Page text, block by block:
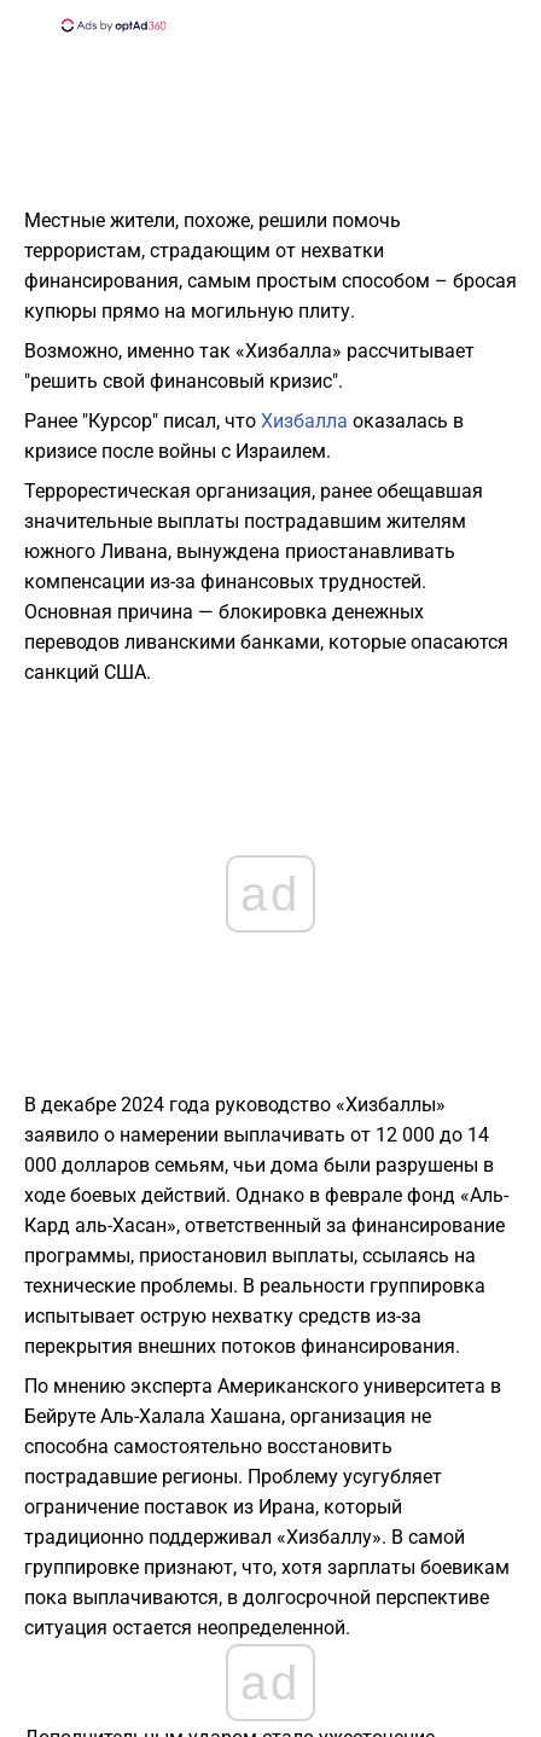
Местные жители, похоже, решили помочь
террористам, страдающим от нехватки
финансирования, самым простым способом – бросая
купюры прямо на могильную плиту.
Возможно, именно так «Хизбалла» рассчитывает
"решить свой финансовый кризис".
Ранее "Курсор" писал, что Хизбалла оказалась в
кризисе после войны с Израилем.
Террорестическая организация, ранее обещавшая
значительные выплаты пострадавшим жителям
южного Ливана, вынуждена приостанавливать
компенсации из-за финансовых трудностей.
Основная причина — блокировка денежных
переводов ливанскими банками, которые опасаются
санкций США.
ad
В декабре 2024 года руководство «Хизбаллы»
заявило о намерении выплачивать от 12 000 до 14
000 долларов семьям, чьи дома были разрушены в
ходе боевых действий. Однако в феврале фонд «Аль-
Кард аль-Хасан», ответственный за финансирование
программы, приостановил выплаты, ссылаясь на
технические проблемы. В реальности группировка
испытывает острую нехватку средств из-за
перекрытия внешних потоков финансирования.
По мнению эксперта Американского университета в
Бейруте Аль-Халала Хашана, организация не
способна самостоятельно восстановить
пострадавшие регионы. Проблему усугубляет
ограничение поставок из Ирана, который
традиционно поддерживал «Хизбаллу». В самой
группировке признают, что, хотя зарплаты боевикам
пока выплачиваются, в долгосрочной перспективе
ситуация остается неопределенной.
ad